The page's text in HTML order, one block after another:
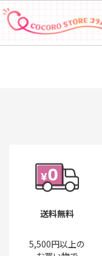
送料無料
5,500円以上の